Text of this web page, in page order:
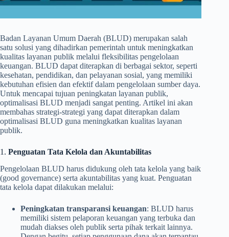
Badan Layanan Umum Daerah (BLUD) merupakan salah
satu solusi yang dihadirkan pemerintah untuk meningkatkan
kualitas layanan publik melalui fleksibilitas pengelolaan
keuangan. BLUD dapat diterapkan di berbagai sektor, seperti
kesehatan, pendidikan, dan pelayanan sosial, yang memiliki
kebutuhan efisien dan efektif dalam pengelolaan sumber daya.
Untuk mencapai tujuan peningkatan layanan publik,
optimalisasi BLUD menjadi sangat penting. Artikel ini akan
membahas strategi-strategi yang dapat diterapkan dalam
optimalisasi BLUD guna meningkatkan kualitas layanan
publik.
1. Penguatan Tata Kelola dan Akuntabilitas
Pengelolaan BLUD harus didukung oleh tata kelola yang baik
(good governance) serta akuntabilitas yang kuat. Penguatan
tata kelola dapat dilakukan melalui:
Peningkatan transparansi keuangan: BLUD harus
memiliki sistem pelaporan keuangan yang terbuka dan
mudah diakses oleh publik serta pihak terkait lainnya.